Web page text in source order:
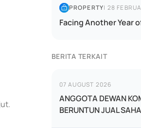
PROPERTY| 28
Facing Another Year
BERITA TERKAIT
07 AUGUST 2026
ANGGOTA DEWAN
BERUNTUN JUAL